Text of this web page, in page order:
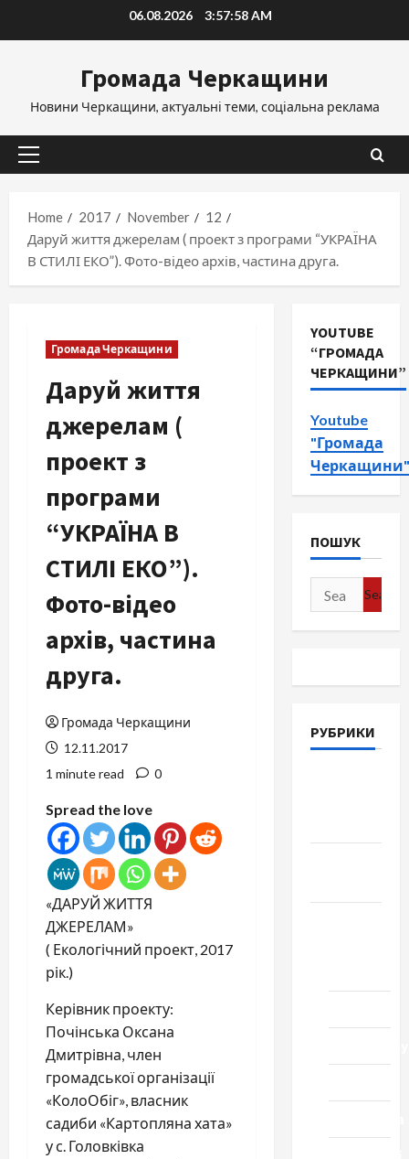
06.08.2026 3:58:00 AM
Громада Черкащини
Новини Черкащини, актуальні теми, соціальна реклама
Primary
Home
2017 November
12
Даруй життя джерелам ( проект з програми “УКРАЇНА
В СТИЛІ ЕКО”). Фото-відео архів, частина друга.
Громада Черкащини
Даруй життя
джерелам (
проект з
програми
“УКРАЇНА В
СТИЛІ ЕКО”).
Фото-відео
архів, частина
друга.
Громада Черкащини
12.11.2017
1 minute read
0
Spread the love
«ДАРУЙ ЖИТТЯ
ДЖЕРЕЛАМ»
( Екологічний проект, 2017
рік.)
Керівник проекту:
Почінська Оксана
Дмитрівна, член
громадської організації
«КолоОбіг», власник
садиби «Картопляна хата»
у с. Головківка
YOUTUBE
“ГРОМАДА
ЧЕРКАЩИНИ”
Youtube
"Громада
Черкащини"
ПОШУК
Search
for:
РУБРИКИ